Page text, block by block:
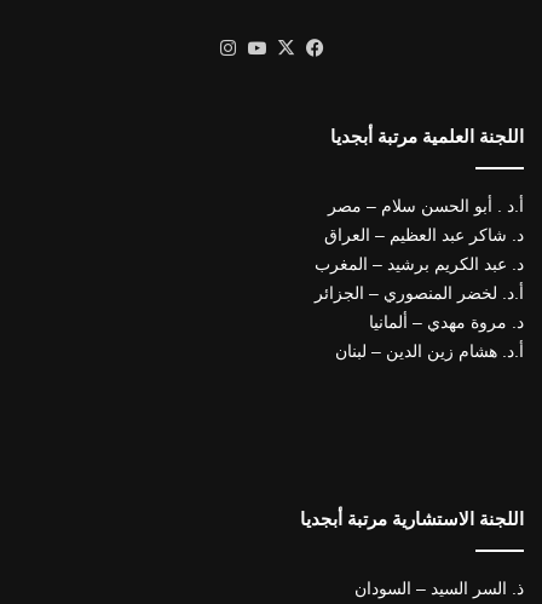
فيسبوك
X يوتيوب
اللجنة العلمية مرتبة أبجديا
أ.د . أبو الحسن سلام – مصر
د. شاكر عبد العظيم – العراق
د. عبد الكريم برشيد – المغرب
أ.د. لخضر المنصوري – الجزائر
د. مروة مهدي – ألمانيا
أ.د. هشام زين الدين – لبنان
اللجنة الاستشارية مرتبة أبجديا
ذ. السر السيد – السودان